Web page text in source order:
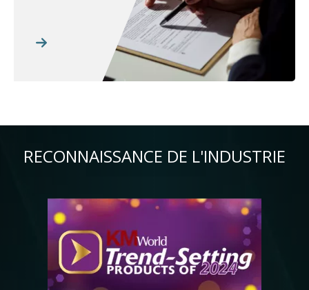
RECONNAISSANCE DE L'INDUSTRIE